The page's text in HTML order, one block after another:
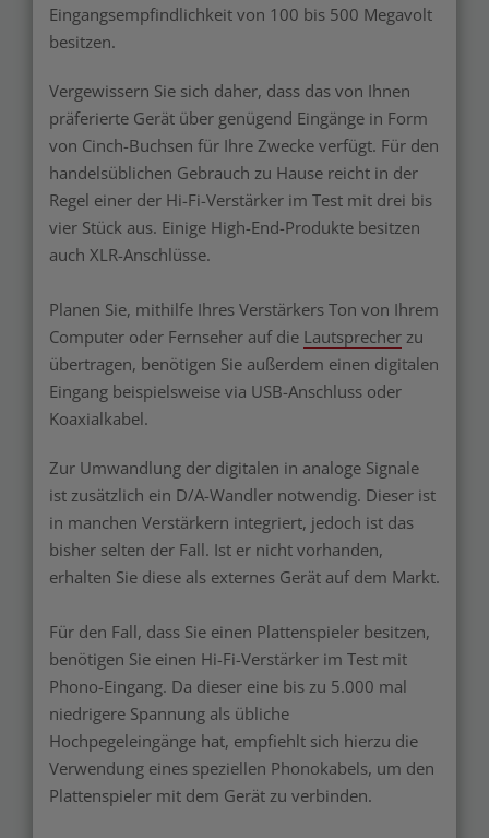
Eingangsempfindlichkeit von 100 bis 500 Megavolt
besitzen.
Vergewissern Sie sich daher, dass das von Ihnen
präferierte Gerät über genügend Eingänge in Form
von Cinch-Buchsen für Ihre Zwecke verfügt. Für den
handelsüblichen Gebrauch zu Hause reicht in der
Regel einer der Hi-Fi-Verstärker im Test mit drei bis
vier Stück aus. Einige High-End-Produkte besitzen
auch XLR-Anschlüsse.
Planen Sie, mithilfe Ihres Verstärkers Ton von Ihrem
Computer oder Fernseher auf die Lautsprecher zu
übertragen, benötigen Sie außerdem einen digitalen
Eingang beispielsweise via USB-Anschluss oder
Koaxialkabel.
Zur Umwandlung der digitalen in analoge Signale
ist zusätzlich ein D/A-Wandler notwendig. Dieser ist
in manchen Verstärkern integriert, jedoch ist das
bisher selten der Fall. Ist er nicht vorhanden,
erhalten Sie diese als externes Gerät auf dem Markt.
Für den Fall, dass Sie einen Plattenspieler besitzen,
benötigen Sie einen Hi-Fi-Verstärker im Test mit
Phono-Eingang. Da dieser eine bis zu 5.000 mal
niedrigere Spannung als übliche
Hochpegeleingänge hat, empfiehlt sich hierzu die
Verwendung eines speziellen Phonokabels, um den
Plattenspieler mit dem Gerät zu verbinden.